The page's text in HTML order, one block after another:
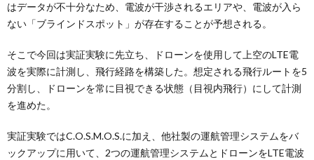
はデータが不十分なため、電波が干渉されるエリアや、電波が入ら
ない「ブラインドスポット」が存在することが予想される。
そこで今回は実証実験に先立ち、ドローンを使用して上空のLTE電
波を実際に計測し、飛行経路を構築した。想定される飛行ルートを5
分割し、ドローンを常に目視できる状態（目視内飛行）にして計測
を進めた。
実証実験ではC.O.S.M.O.S.に加え、他社製の運航管理システムをバ
ックアップに用いて、2つの運航管理システムとドローンをLTE電波